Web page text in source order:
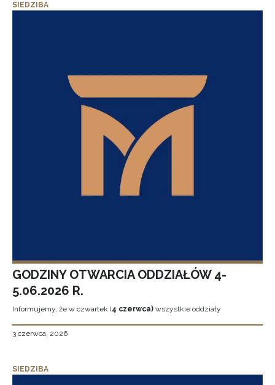
SIEDZIBA
GODZINY OTWARCIA ODDZIAŁÓW 4-
5.06.2026 R.
Informujemy, że w czwartek (4 czerwca) wszystkie oddziały
3 czerwca, 2026
SIEDZIBA